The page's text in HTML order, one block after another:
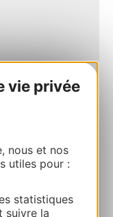
vie privée
nous et nos
utiles pour :
statistiques
suivre la